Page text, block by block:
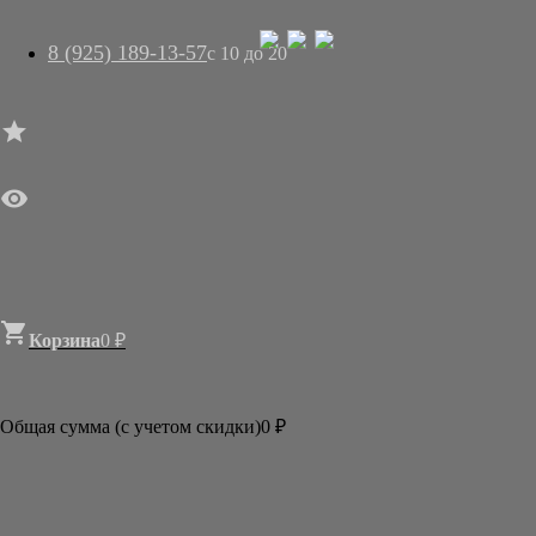

БУМАГА
8 (925) 189-13-57с 10 до 20


Корзина0 ₽
Общая сумма (с учетом скидки)0 ₽